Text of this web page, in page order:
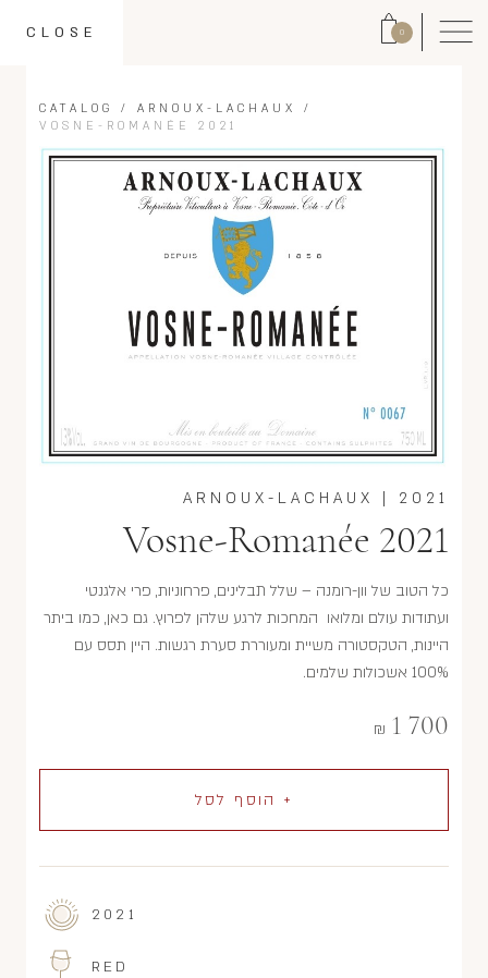
0
CLOSE
CATALOG / ARNOUX-LACHAUX
/
VOSNE-ROMANÉE 2021
2021
ARNOUX-LACHAUX
Vosne-Romanée 2021
כל הטוב של וון-רומנה – שלל תבלינים, פרחוניות, פרי אלגנטי
ועתודות עולם ומלואו המחכות לרגע שלהן לפרוץ. גם כאן, כמו ביתר
היינות, הטקסטורה משיית ומעוררת סערת רגשות. היין תסס עם
100% אשכולות שלמים.
1 700
₪
+ הוסף לסל
2021
RED